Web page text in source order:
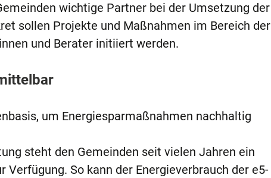
wichtige Partner bei der Umsetzung der
sollen Projekte und Maßnahmen im Bereich der
und Berater initiiert werden.
um Energiesparmaßnahmen nachhaltig
steht den Gemeinden seit vielen Jahren ein
So kann der Energieverbrauch der e5-